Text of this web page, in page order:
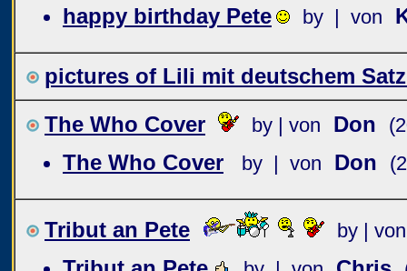
happy birthday Pete
by | von
pictures of Lili mit deutschem
The Who Cover
by | von Don
The Who Cover by | von Don
Tribut an Pete by | von